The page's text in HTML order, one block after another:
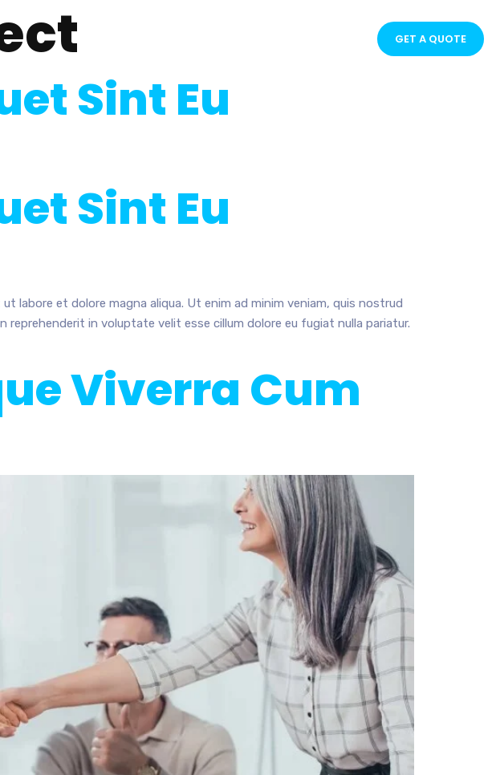
GET A QUOTE
Sint Eu
Sint Eu
labore et dolore magna aliqua. Ut enim ad minim veniam, quis nostrud
in voluptate velit esse cillum dolore eu fugiat nulla pariatur.
Viverra Cum